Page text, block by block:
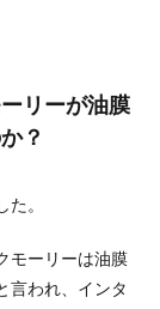
リーが油膜
？
。
モーリーは油膜
言われ、インタ